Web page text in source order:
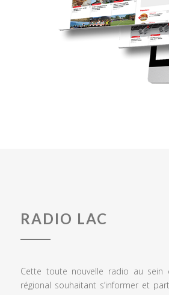
RADIO LAC
Cette toute nouvelle radio au sein
régional souhaitant s’informer et